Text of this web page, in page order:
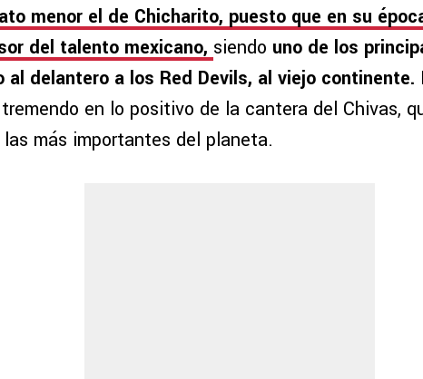
menor el de Chicharito, puesto que en su
del talento mexicano, siendo uno de los
al delantero a los Red Devils, al viejo continente.
en lo positivo de la cantera del Chivas,
más importantes del planeta.